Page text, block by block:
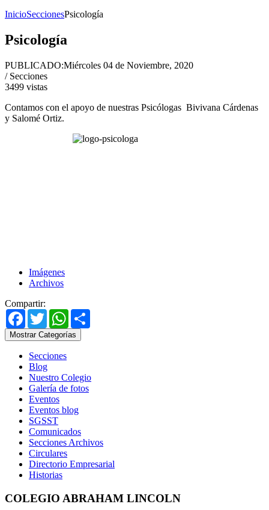
InicioSeccionesPsicología
Psicología
PUBLICADO:Miércoles 04 de Noviembre, 2020
/ Secciones
3499 vistas
Contamos con el apoyo de nuestras Psicólogas Bivivana Cárdenas
y Salomé Ortiz.
Imágenes
Archivos
Compartir:
Facebook
TwitterWhatsApp
Mostrar Categorías
Secciones
Blog
Nuestro Colegio
Galería de fotos
Eventos
Eventos blog
SGSST
Comunicados
Secciones Archivos
Circulares
Directorio Empresarial
Historias
COLEGIO ABRAHAM LINCOLN